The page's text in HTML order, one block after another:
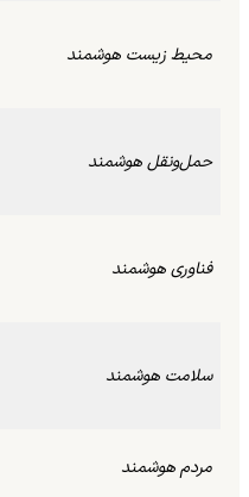
محیط زیست هوشمند
حمل‌ونقل هوشمند
فناوری هوشمند
سلامت هوشمند
مردم هوشمند